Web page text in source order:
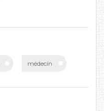
médecin